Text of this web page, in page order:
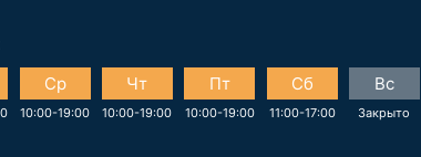
Ср
10:00-19:00
Чт
10:00-19:00
Пт
10:00-19:00
Сб
11:00-17:00
Вс
Закрыто